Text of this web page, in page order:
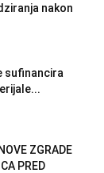
nakon
sufinancira
ZGRADE
PRED